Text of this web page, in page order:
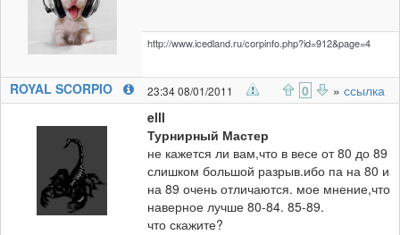
http://www.icedland.ru/corpinfo.php?id=912&page=4
ROYAL SCORPIO 23:34 08/01/2011 0 » ссылка
elll
Турнирный Мастер
не кажется ли вам,что в весе от 80 до 89
слишком большой разрыв.ибо па на 80 и
на 89 очень отличаются. мое мнение,что
наверное лучше 80-84. 85-89.
что скажите?